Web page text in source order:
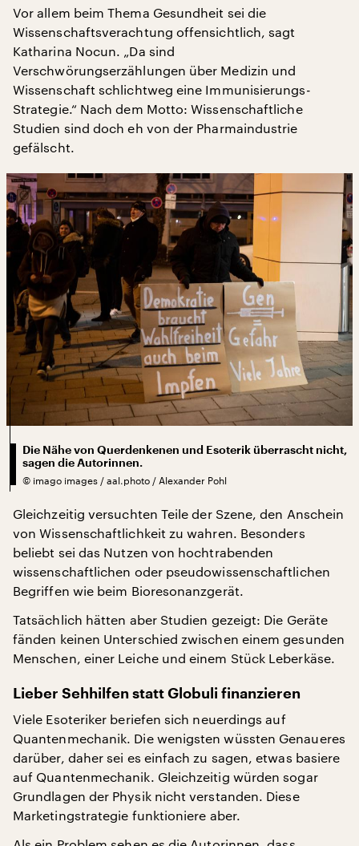
Vor allem beim Thema Gesundheit sei die
Wissenschaftsverachtung offensichtlich, sagt
Katharina Nocun. „Da sind
Verschwörungserzählungen über Medizin und
Wissenschaft schlichtweg eine Immunisierungs-
Strategie.“ Nach dem Motto: Wissenschaftliche
Studien sind doch eh von der Pharmaindustrie
gefälscht.
Die Nähe von Querdenkenen und Esoterik überrascht nicht,
sagen die Autorinnen.
© imago images / aal.photo / Alexander Pohl
Gleichzeitig versuchten Teile der Szene, den Anschein
von Wissenschaftlichkeit zu wahren. Besonders
beliebt sei das Nutzen von hochtrabenden
wissenschaftlichen oder pseudowissenschaftlichen
Begriffen wie beim Bioresonanzgerät.
Tatsächlich hätten aber Studien gezeigt: Die Geräte
fänden keinen Unterschied zwischen einem gesunden
Menschen, einer Leiche und einem Stück Leberkäse.
Lieber Sehhilfen statt Globuli finanzieren
Viele Esoteriker beriefen sich neuerdings auf
Quantenmechanik. Die wenigsten wüssten Genaueres
darüber, daher sei es einfach zu sagen, etwas basiere
auf Quantenmechanik. Gleichzeitig würden sogar
Grundlagen der Physik nicht verstanden. Diese
Marketingstrategie funktioniere aber.